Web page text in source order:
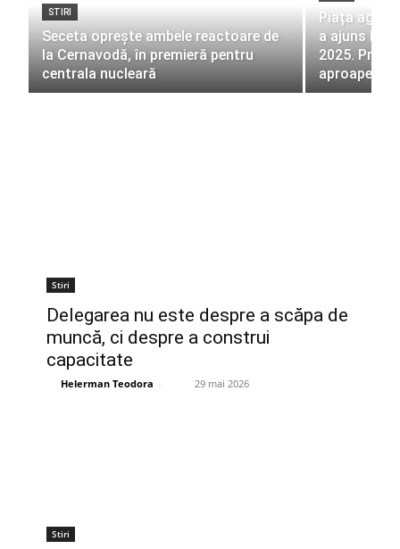
STIRI
Seceta oprește ambele reactoare de
la Cernavodă, în premieră pentru
centrala nucleară
Piața
a ajuns la
2025.
aproape
Stiri
Delegarea nu este despre a scăpa de
muncă, ci despre a construi
capacitate
Helerman Teodora - 29 mai 2026
Stiri